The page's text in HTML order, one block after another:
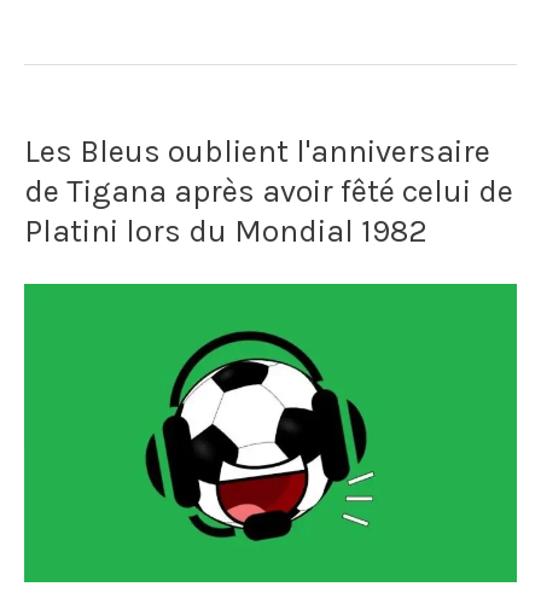
Des
de
l'OM
voiture
Les Bleus oublient l'anniversaire
de Tigana après avoir fêté celui de
Platini lors du Mondial 1982